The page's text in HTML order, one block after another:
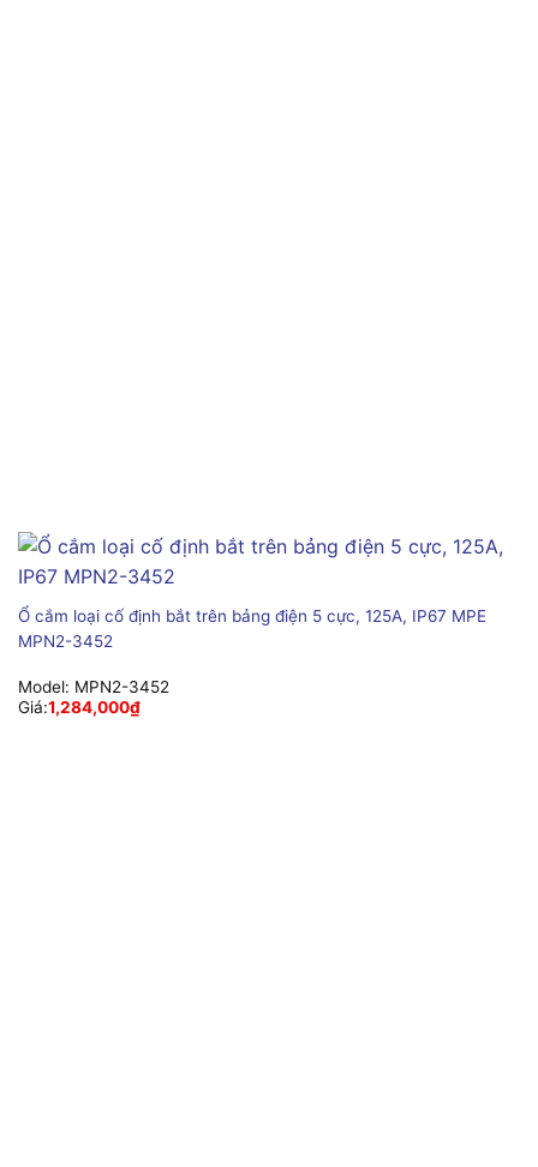
Ổ cắm loại cố định bắt trên bảng điện 5 cực, 125A, IP67 MPE
MPN2-3452
Model: MPN2-3452
Giá:1,284,000₫